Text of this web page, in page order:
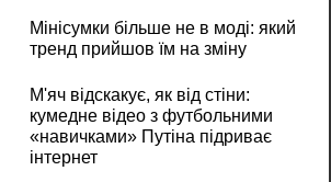
Мінісумки більше не в моді: який
тренд прийшов їм на зміну
М'яч відскакує, як від стіни:
кумедне відео з футбольними
«навичками» Путіна підриває
інтернет